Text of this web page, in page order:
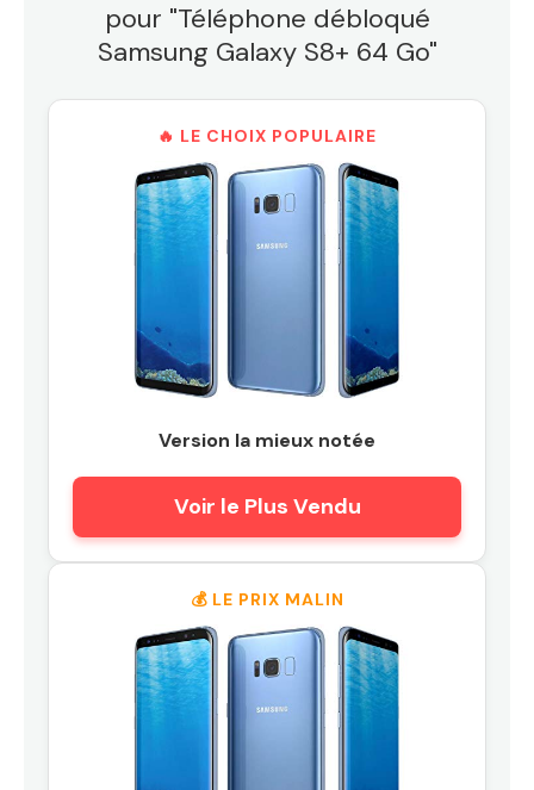
pour "Téléphone débloqué
Samsung Galaxy S8+ 64 Go"
🔥 LE CHOIX POPULAIRE
Version la mieux notée
Voir le Plus Vendu
💰 LE PRIX MALIN